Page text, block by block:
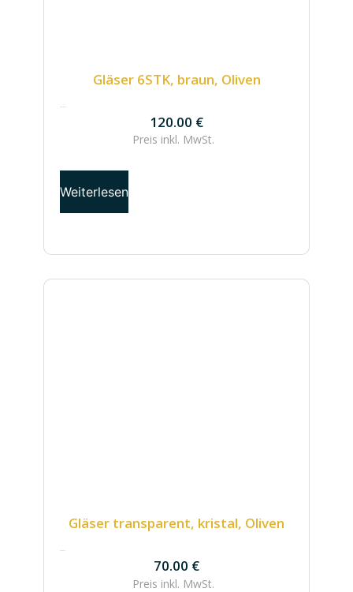
Gläser 6STK, braun, Oliven
120.00 €
120.00 €
Preis inkl. MwSt.
Weiterlesen
Gläser transparent, kristal, Oliven
70.00 €
70.00 €
Preis inkl. MwSt.